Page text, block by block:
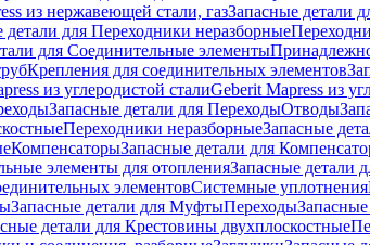
из нержавеющей стали, газЗапасные детали
детали для Переходники неразборные
для Соединительные элементы
Крепления для соединительных элементов
из углеродистой сталиGeberit Mapress из
Запасные детали для ПереходыОтводы
Переходники неразборныеЗапасные
КомпенсаторыЗапасные детали для
элементы для отопленияЗапасные детали
элементовСистемные уплотнения
Запасные детали для МуфтыПереходы
детали для Крестовины двухплоскостные